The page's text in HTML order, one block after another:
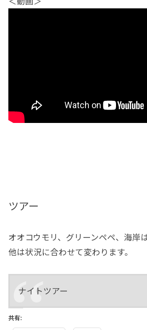
ツアー
オオコウモリ、グリーンペペ、海岸
他は状況に合わせて変わります。
ナイトツアー
共有: